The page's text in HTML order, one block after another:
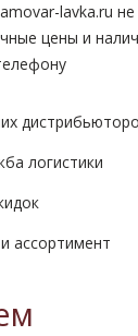
lavka.ru не
цены и
логистики
ассортимент